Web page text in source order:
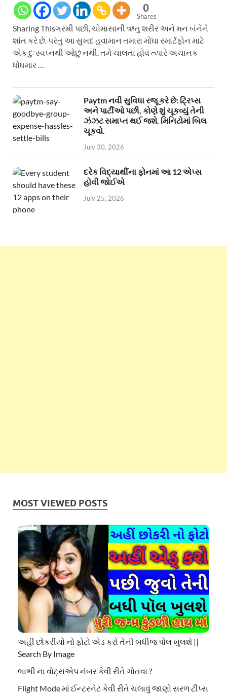
0
Shares
Sharing Thisગરમી પછી, ચોમાસાની ઋતુ શરીર અને મન બંનેને
શાંત કરે છે. પરંતુ આ સુખદ હવામાન તમારા મોંઘા સ્માર્ટફોન માટે
એક દુઃસ્વપ્નથી ઓછું નથી. તમે ચાલતા હોવ ત્યારે અચાનક
ધોધમાર …
Paytm નવી સુવિધા રજૂ કરે છે: ટ્રિપ્સ
અને પાર્ટીઓ પછી, કોણે શું ચૂકવ્યું તેની
ઝંઝટ સમાપ્ત થઈ જશે. મિનિટોમાં બિલ
ચૂકવો.
July 30, 2026
દરેક વિદ્યાર્થીના ફોનમાં આ 12 એપ્સ
હોવી જોઈએ
July 25, 2026
MOST VIEWED POSTS
અહી છોકરીયો નો ફોટો એડ કરો તેની બધીજ પોલ ખુલશે ||
Search By Image
ભાભી ના વોટ્સએપ નંબર કેવી રીતે ગોતવા ?
Flight Mode માં ઈન્ટરનેટ કેવી રીતે ચલાવું જાણો સરળ ટીપ્સ